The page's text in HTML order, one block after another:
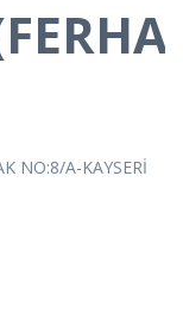
NO:8/A-KAYSERİ